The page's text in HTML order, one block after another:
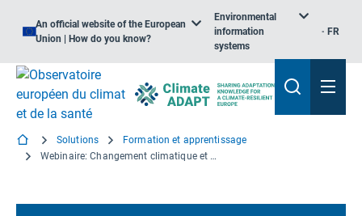
An official website of the European
Union | How do you know?
Environmental
information
systems
FR
Solutions
Formation et apprentissage
Webinaire: Changement climatique et santé en Europe: le développement des connaissances et les efforts de partage. COP26 Glasgow. Novembre 2021